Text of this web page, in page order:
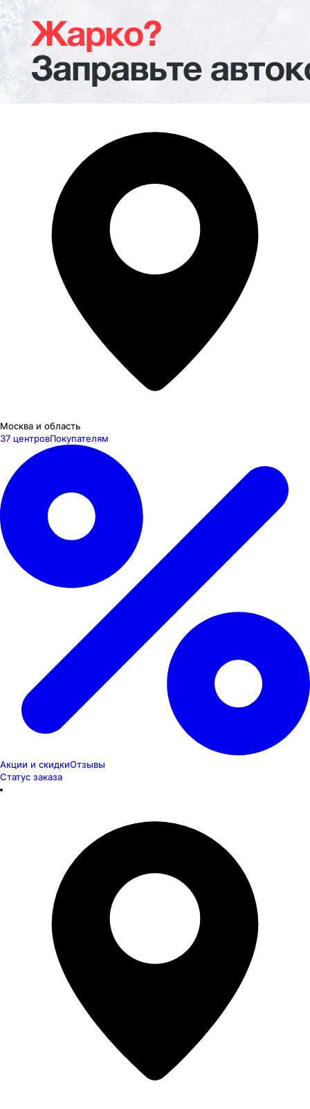
Москва и область
37 центровПокупателям
Акции и скидкиОтзывы
Статус заказа